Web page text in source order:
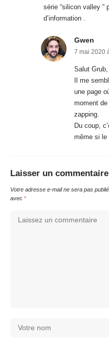
série “silicon valley ”
d’information .
Gwen
7 mai 2020
Salut Grub,
Il me
une page
moment
zapping.
Du coup,
même si le
Laisser un commentaire
Votre adresse e-mail ne sera pas
avec *